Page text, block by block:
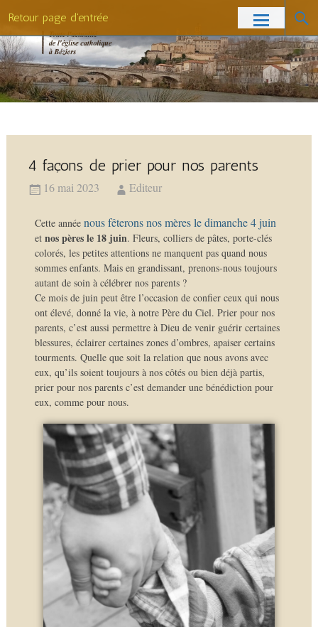
Retour page d'entrée
4 façons de prier pour nos parents
16 mai 2023 Editeur
Cette année nous fêterons nos mères le dimanche 4 juin
et nos pères le 18 juin. Fleurs, colliers de pâtes, porte-clés
colorés, les petites attentions ne manquent pas quand nous
sommes enfants. Mais en grandissant, prenons-nous toujours
autant de soin à célébrer nos parents ?
Ce mois de juin peut être l’occasion de confier ceux qui nous
ont élevé, donné la vie, à notre Père du Ciel. Prier pour nos
parents, c’est aussi permettre à Dieu de venir guérir certaines
blessures, éclairer certaines zones d’ombres, apaiser certains
tourments. Quelle que soit la relation que nous avons avec
eux, qu’ils soient toujours à nos côtés ou bien déjà partis,
prier pour nos parents c’est demander une bénédiction pour
eux, comme pour nous.